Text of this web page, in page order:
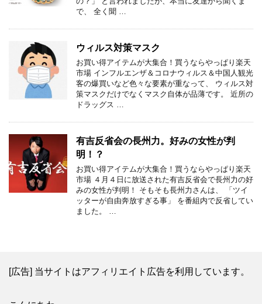
で、 全く聞 …
ウィルス対策マスク
お買い得アイテムが大集合！買うならやっぱり楽天
市場 インフルエンザ＆コロナウィルス＆中国人観光
客の爆買いなど色々な要素が重なって、 ウィルス対
策マスクだけでなくマスク自体が品薄です。 近所の
ドラッグス …
有吉反省会の長州力。好みの女性が判
明！？
お買い得アイテムが大集合！買うならやっぱり楽天
市場 ４月４日に放送された有吉反省会で長州力の好
みの女性が判明！ そもそも長州力さんは、 「ツイ
ッターが自由奔放すぎる事」 を番組内で反省してい
ました。 …
[広告] 当サイトはアフィリエイト広告を利用しています。